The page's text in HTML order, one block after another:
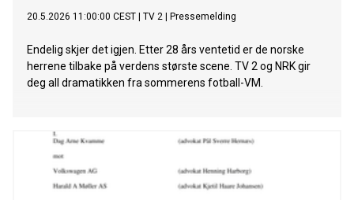
20.5.2026 11:00:00 CEST TV 2 Pressemelding
Endelig skjer det igjen. Etter 28 års ventetid er de norske
herrene tilbake på verdens største scene. TV 2 og NRK gir
deg all dramatikken fra sommerens fotball-VM.